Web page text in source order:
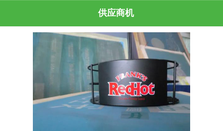
供应商机